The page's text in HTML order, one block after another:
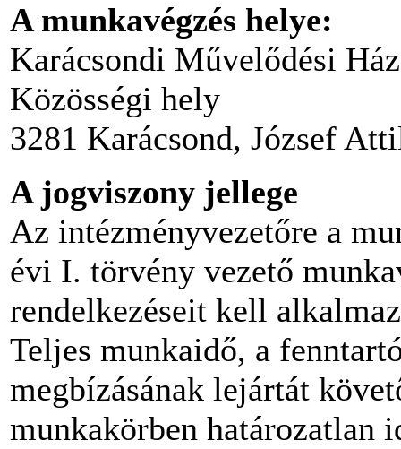
A munkavégzés helye:
Karácsondi Művelődési
Közösségi hely
3281 Karácsond, József
A jogviszony jellege
Az intézményvezetőre a
évi I. törvény vezető
rendelkezéseit kell
Teljes munkaidő, a
megbízásának lejártát
munkakörben határozatlan